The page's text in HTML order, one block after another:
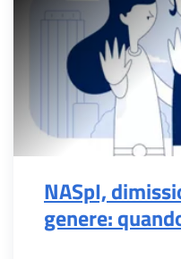
NASpI,
genere: